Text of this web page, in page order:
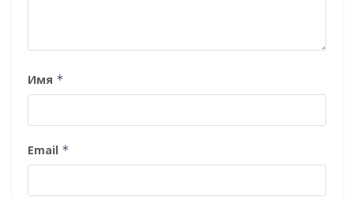
Имя *
Email *